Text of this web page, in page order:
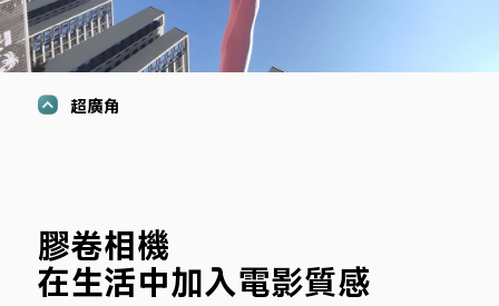
超廣角
膠卷相機
在生活中加入電影質感